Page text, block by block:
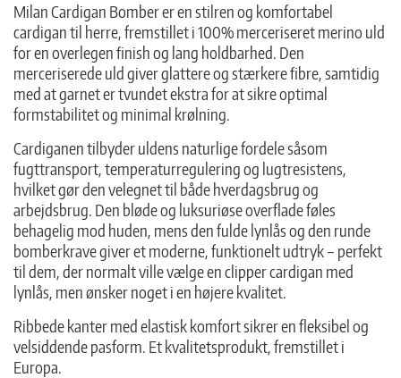
Milan Cardigan Bomber er en stilren og komfortabel
cardigan til herre, fremstillet i 100% merceriseret merino uld
for en overlegen finish og lang holdbarhed. Den
merceriserede uld giver glattere og stærkere fibre, samtidig
med at garnet er tvundet ekstra for at sikre optimal
formstabilitet og minimal krølning.
Cardiganen tilbyder uldens naturlige fordele såsom
fugttransport, temperaturregulering og lugtresistens,
hvilket gør den velegnet til både hverdagsbrug og
arbejdsbrug. Den bløde og luksuriøse overflade føles
behagelig mod huden, mens den fulde lynlås og den runde
bomberkrave giver et moderne, funktionelt udtryk – perfekt
til dem, der normalt ville vælge en clipper cardigan med
lynlås, men ønsker noget i en højere kvalitet.
Ribbede kanter med elastisk komfort sikrer en fleksibel og
velsiddende pasform. Et kvalitetsprodukt, fremstillet i
Europa.